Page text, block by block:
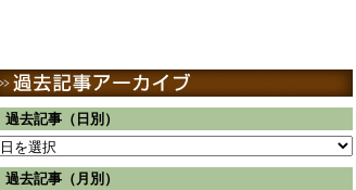
過去記事（日別）
過去記事（月別）